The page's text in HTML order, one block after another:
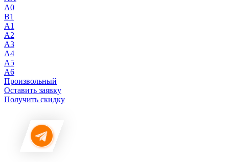
A0
B1
A1
A2
A3
A4
A5
A6
Произвольный
Оставить заявку
Получить скидку